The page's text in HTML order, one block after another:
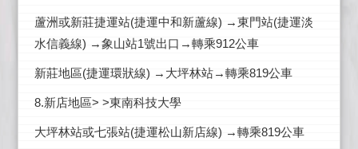
蘆洲或新莊捷運站(捷運中和新蘆線) →東門站(捷運淡
水信義線) →象山站1號出口→轉乘912公車
新莊地區(捷運環狀線) →大坪林站→轉乘819公車
8.新店地區> >東南科技大學
大坪林站或七張站(捷運松山新店線) →轉乘819公車